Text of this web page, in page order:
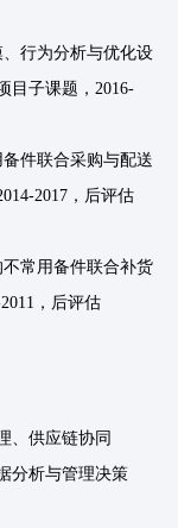
、行为分析与优化设
目子课题，2016-
件联合采购与配送
2017，后评估
不常用备件联合补货
，后评估
、供应链协同
分析与管理决策